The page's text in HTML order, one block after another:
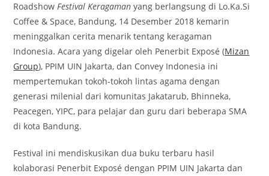
RoadshowFestival Keragaman yang berlangsung di Lo.Ka.Si
Coffee & Space, Bandung, 14 Desember 2018 kemarin
meninggalkan cerita menarik tentang keragaman
Indonesia. Acara yang digelar oleh Penerbit Exposé (Mizan
Group), PPIM UIN Jakarta, dan Convey Indonesia ini
mempertemukan tokoh-tokoh lintas agama dengan
generasi milenial dari komunitas Jakatarub, Bhinneka,
Peacegen, YIPC, para pelajar dan guru dari beberapa SMA
di kota Bandung.
Festival ini mendiskusikan dua buku terbaru hasil
kolaborasi Penerbit Exposé dengan PPIM UIN Jakarta dan